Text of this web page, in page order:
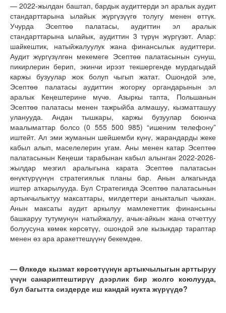
— 2022-жылдан баштап, бардык аудиттерди эл аралык аудит
стандарттарына ылайык жүргүзүүгө толугу менен өттүк.
Учурда Эсептөө палатасы, аудиттин эл аралык
стандарттарына ылайык, аудиттин 3 түрүн жүргүзөт. Алар:
шайкештик, натыйжалуулук жана финансылык аудиттери.
Аудит жүргүзүлгөн мекемеге Эсептөө палатасынын сунуш,
пикирлерин берип, экинчи ирээт текшергенде мурдагыдай
каржы бузуулар жок болуп чыгып жатат. Ошондой эле,
Эсептөө палатасы аудиттин жогорку органдарынын эл
аралык Кеңештерине мүчө. Азыркы тапта, Польшанын
Эсептөө палатасы менен тажрыйба алмашуу, кызматташуу
уланууда. Андан тышкары, каржы бузуулар боюнча
маалыматтар болсо (0 555 500 985) “ишеним телефону”
иштейт. Ал эми жуманын шейшемби күнү, жарандарды жеке
кабыл алып, маселелерин угам. Аны менен катар Эсептөө
палатасынын Кеңеши тарабынан кабыл алынган 2022-2026-
жылдар мезгил аралыгына карата Эсептөө палатасын
өнүктүрүүнүн стратегиялык планы бар. Анын алкагында
иштер аткарылууда. Бул Стратегияда Эсептөө палатасынын
артыкчылыктуу максаттары, милдеттери аныкталып чыккан.
Анын максаты аудит аркылуу мамлекеттик финансыны
башкаруу тутумунун натыйжалуу, ачык-айкын жана отчеттуу
болуусуна көмөк көрсөтүү, ошондой эле кызыкдар тараптар
менен өз ара аракеттешүүнү бекемдөө.
— Өлкөдө кызмат көрсөтүүнүн артыкчылыгын арттыруу
үчүн санариптештирүү дээрлик бир жолго коюлууда,
бул багытта сиздерде иш кандай нукта жүрүүдө?